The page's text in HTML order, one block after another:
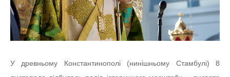
У древньому Константинополі (нинішньому Стамбулі) 8